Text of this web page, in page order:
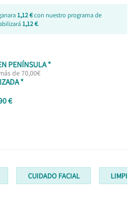
1,12 €con nuestro programa de
1,12 €.
PENÍNSULA *
de 70,00€
*
€
CUIDADO FACIAL